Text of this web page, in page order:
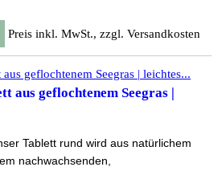
Preis inkl. MwSt., zzgl. Versandkosten
aus geflochtenem Seegras |
Tablett rund wird aus natürlichem
nachwachsenden,